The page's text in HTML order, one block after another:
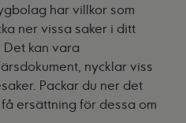
har villkor som
ner vissa saker i ditt
kan vara
nycklar viss
Packar du ner det
ersättning för dessa om